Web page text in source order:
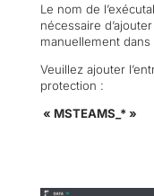
Le nom de
nécessaire
manuellement
Veuillez ajouter
protection :
« MSTEAMS_* »